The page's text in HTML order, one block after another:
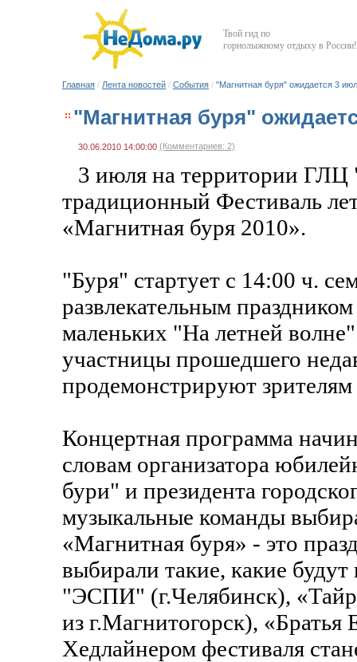
Твой гид по
горнолыжному отдыху в России!
Главная / Лента новостей / События / "Магнитная буря" ожидается 3
"Магнитная буря"
30.06.2010 14:00:00 (Комментариев: 2)
3 июля на территории ГЛЦ
традиционный Фестиваль
«Магнитная буря 2010».
"Буря" стартует с 14:00 ч.
развлекательным
маленьких "На летней
участницы прошедшего
продемонстрируют
Концертная программа
словам организатора
бури" и президента
музыкальные команды
«Магнитная буря» - это
выбирали такие, какие
"ЭСПИ" (г.Челябинск),
из г.Магнитогорск),
Хедлайнером фестиваля